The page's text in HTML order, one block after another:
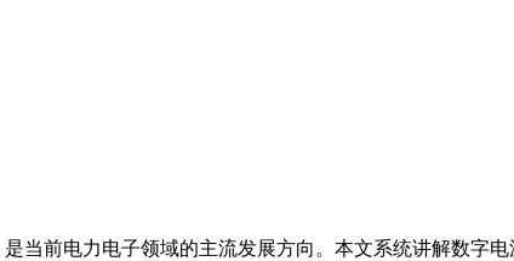
当前电力电子领域的主流发展方向。本文系统讲解数字电